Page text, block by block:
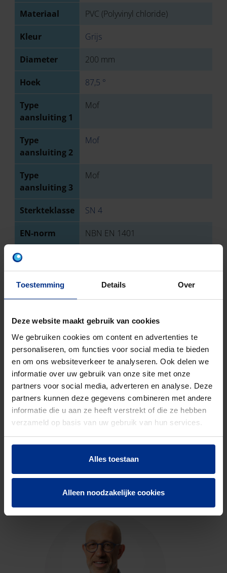
Toestemming Details Over
Deze website maakt gebruik van cookies
We gebruiken cookies om content en advertenties te
personaliseren, om functies voor social media te bieden
en om ons websiteverkeer te analyseren. Ook delen we
informatie over uw gebruik van onze site met onze
partners voor social media, adverteren en analyse. Deze
partners kunnen deze gegevens combineren met andere
informatie die u aan ze heeft verstrekt of die ze hebben
verzameld op basis van uw gebruik van hun services.
Alles toestaan
Alleen noodzakelijke cookies
Materiaal PVC (Polyvinyl chloride)
Kleur Grijs
Diameter 200 mm
Hoek 87,5 °
Type
aansluiting 1
Mof
Type
aansluiting 2
Mof
Type
aansluiting 3
Mof
Sterkteklasse SN 4
EN-norm NBN EN 1401
Keurmerk
Bruto
2728
Discount
code
O03
DOWNLOADS
CONTACTEER ONS
informatie.